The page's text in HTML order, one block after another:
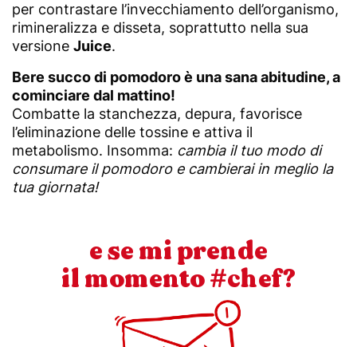
per contrastare l’invecchiamento dell’organismo,
rimineralizza e disseta, soprattutto nella sua
versione Juice.
Bere succo di pomodoro è una sana abitudine, a
cominciare dal mattino!
Combatte la stanchezza, depura, favorisce
l’eliminazione delle tossine e attiva il
metabolismo. Insomma: cambia il tuo modo di
consumare il pomodoro e cambierai in meglio la
tua giornata!
e se mi prende
il momento #chef?